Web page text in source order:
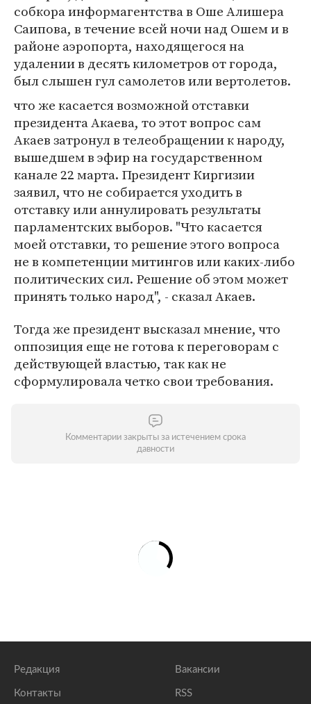
собкора информагентства в Оше Алишера
Саипова, в течение всей ночи над Ошем и в
районе аэропорта, находящегося на
удалении в десять километров от города,
был слышен гул самолетов или вертолетов.
что же касается возможной отставки
президента Акаева, то этот вопрос сам
Акаев затронул в телеобращении к народу,
вышедшем в эфир на государственном
канале 22 марта. Президент Киргизии
заявил, что не собирается уходить в
отставку или аннулировать результаты
парламентских выборов. "Что касается
моей отставки, то решение этого вопроса
не в компетенции митингов или каких-либо
политических сил. Решение об этом может
принять только народ", - сказал Акаев.
Тогда же президент высказал мнение, что
оппозиция еще не готова к переговорам с
действующей властью, так как не
сформулировала четко свои требования.
Комментарии закрыты за истечением срока
давности
Редакция
Контакты
Вакансии
RSS